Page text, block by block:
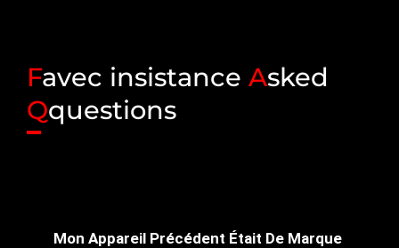
Favec insistance Asked
Qquestions
Mon Appareil Précédent Était De Marque